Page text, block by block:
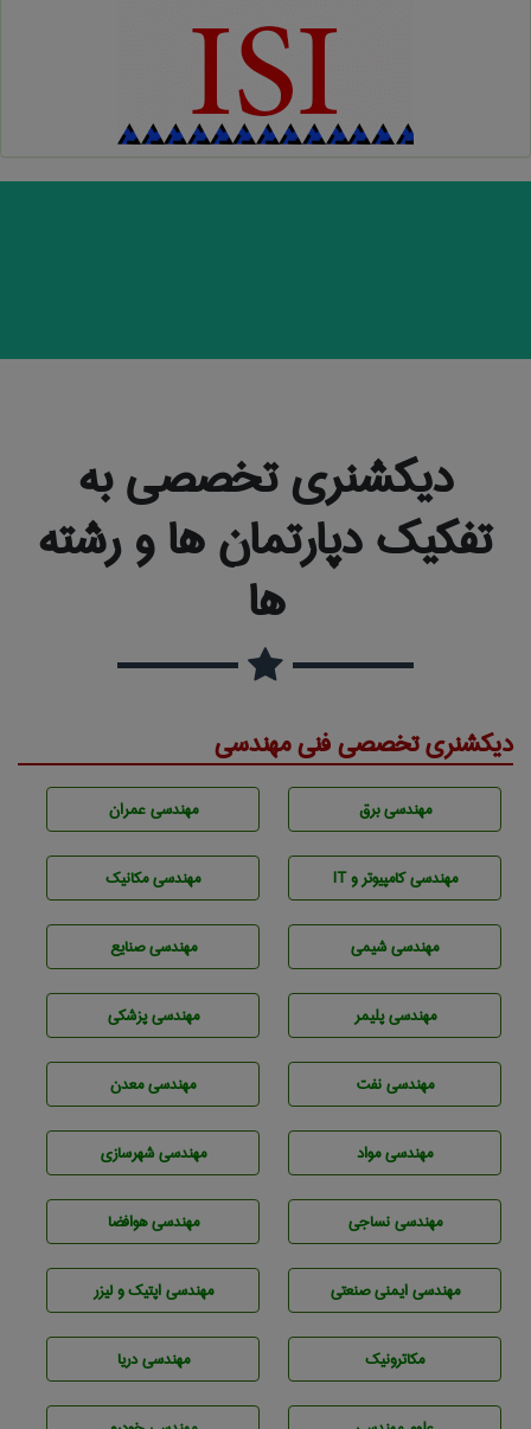
دیکشنری تخصصی به
تفکیک دپارتمان ها و رشته
ها
دیکشنری تخصصی فنی مهندسی
مهندسی برق مهندسی عمران
مهندسی كامپيوتر و IT مهندسی مکانیک
مهندسي شيمی مهندسی صنايع
مهندسی پليمر مهندسی پزشکی
مهندسی نفت مهندسی معدن
مهندسی مواد مهندسی شهرسازی
مهندسي نساجی مهندسی هوافضا
مهندسی ایمنی صنعتی مهندسی اپتیک و لیزر
مکاترونیک مهندسی دریا